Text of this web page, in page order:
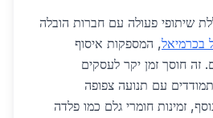
שיתופי פעולה עם חברות הובלה
בכרמיאל, המספקות איסוף
זה חוסך זמן יקר לעסקים
עם תנועה צפופה
זמינות חומרי גלם כמו פלדה